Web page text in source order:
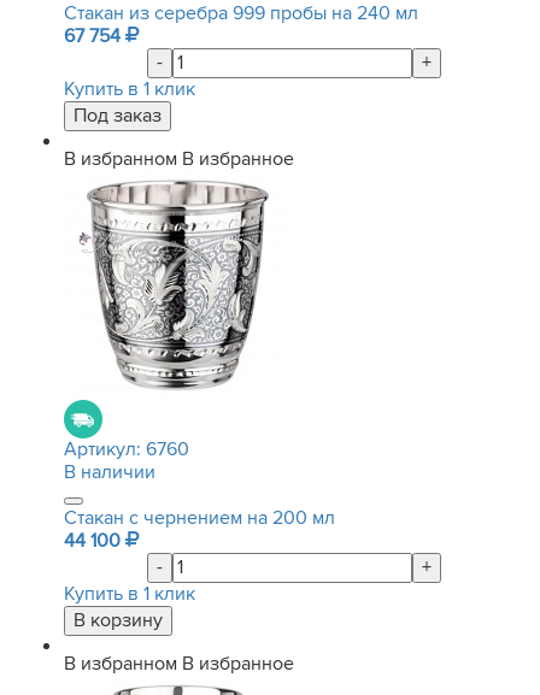
Стакан из серебра 999 пробы на 240 мл
67 754
-
+
Купить в 1 клик
В избранном В избранное
Артикул: 6760
В наличии
Стакан с чернением на 200 мл
44 100
-
+
Купить в 1 клик
В избранном В избранное